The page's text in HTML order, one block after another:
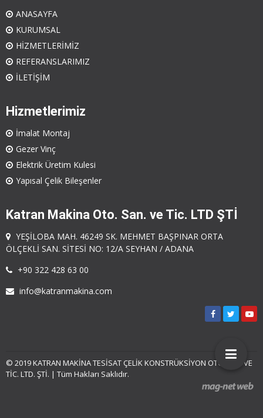
ANASAYFA
KURUMSAL
HİZMETLERİMİZ
REFERANSLARIMIZ
İLETİŞİM
Hizmetlerimiz
İmalat Montaj
Gezer Vinç
Elektrik Üretim Kulesi
Yapısal Çelik Bileşenler
Katran Makina Oto. San. ve Tic. LTD ŞTİ
YEŞİLOBA MAH. 46249 SK. MEHMET BAŞPINAR ORTA
ÖLÇEKLİ SAN. SİTESİ NO: 12/A SEYHAN / ADANA
+90 322 428 63 00
info@katranmakina.com
© 2019 KATRAN MAKİNA TESİSAT ÇELİK KONSTRÜKSİYON OTO SAN. VE
TİC. LTD. ŞTİ. | Tüm Hakları Saklıdır.